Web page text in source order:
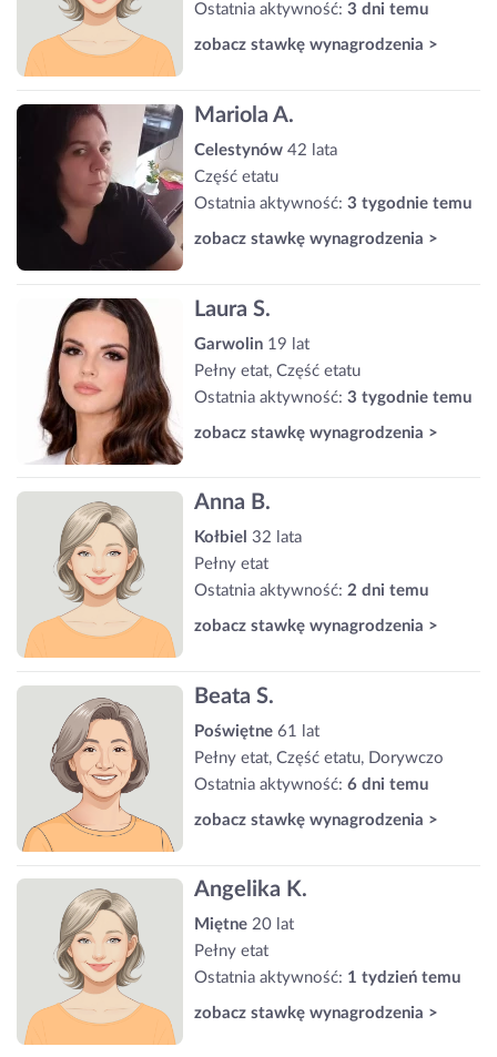
Ostatnia aktywność: 3 dni temu
zobacz stawkę wynagrodzenia >
Mariola A.
Celestynów 42 lata
Część etatu
Ostatnia aktywność: 3 tygodnie temu
zobacz stawkę wynagrodzenia >
Laura S.
Garwolin 19 lat
Pełny etat, Część etatu
Ostatnia aktywność: 3 tygodnie temu
zobacz stawkę wynagrodzenia >
Anna B.
Kołbiel 32 lata
Pełny etat
Ostatnia aktywność: 2 dni temu
zobacz stawkę wynagrodzenia >
Beata S.
Poświętne 61 lat
Pełny etat, Część etatu, Dorywczo
Ostatnia aktywność: 6 dni temu
zobacz stawkę wynagrodzenia >
Angelika K.
Miętne 20 lat
Pełny etat
Ostatnia aktywność: 1 tydzień temu
zobacz stawkę wynagrodzenia >